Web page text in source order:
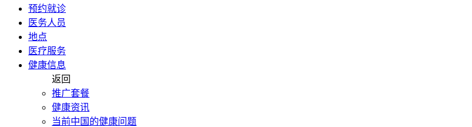
预约就诊
医务人员
地点
医疗服务
健康信息
返回
推广套餐
健康资讯
当前中国的健康问题